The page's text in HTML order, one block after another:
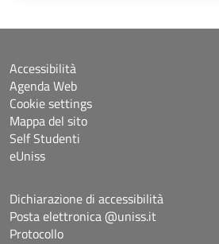
Accessibilità
Agenda Web
Cookie settings
Mappa del sito
Self Studenti
eUniss
Dichiarazione di accessibilità
Posta elettronica @uniss.it
Protocollo